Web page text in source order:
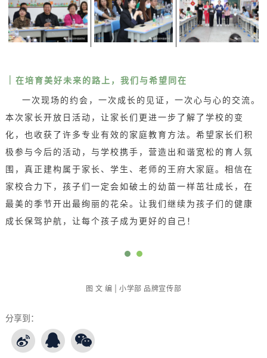
在培育美好未来的路上，我们与希望同在
一次现场的约会，一次成长的见证，一次心与心的交流。
本次家长开放日活动，让家长们更进一步了解了学校的变
化，也收获了许多专业有效的家庭教育方法。 希望家长们积
极参与今后的活动，与学校携手，营造出和谐宽松的育人氛
围，真正建构属于家长、学生、老师的王府大家庭。相信在
家校合力下，孩子们一定会如破土的幼苗一样茁壮成长，在
最美的季节开出最绚丽的花朵。 让我们继续为孩子们的健康
成长保驾护航， 让每个孩子成为更好的自己！
图 文编 | 小学部 品牌宣传部
分享到：